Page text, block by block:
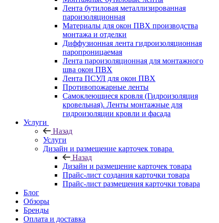
Лента бутиловая металлизированная
пароизоляционная
Материалы для окон ПВХ производства
монтажа и отделки
Диффузионная лента гидроизоляционная
паропроницаемая
Лента пароизоляционная для монтажного
шва окон ПВХ
Лента ПСУЛ для окон ПВХ
Противопожарные ленты
Самоклеющиеся кровля (Гидроизоляция
кровельная). Ленты монтажные для
гидроизоляции кровли и фасада
Услуги
Назад
Услуги
Дизайн и размещение карточек товара
Назад
Дизайн и размещение карточек товара
Прайс-лист создания карточки товара
Прайс-лист размещения карточки товара
Блог
Обзоры
Бренды
Оплата и доставка